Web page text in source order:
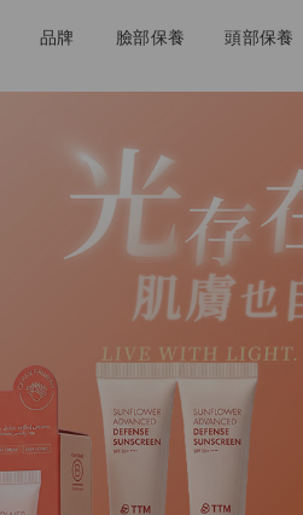
品牌 臉部保養 頭部保養